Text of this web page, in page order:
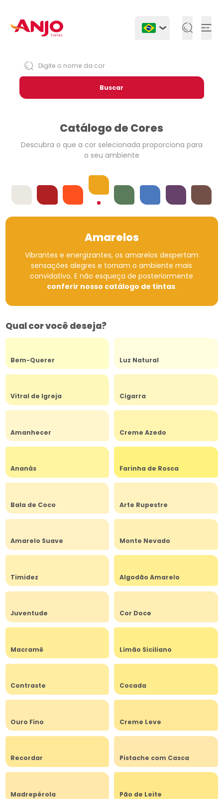
Buscar
Catálogo de Cores
Descubra o que a cor selecionada proporciona para
o seu ambiente
OffwhitesVermelhosLaranjas
Amarelos
VerdesAzuis Violetas
Amarelos
Vibrantes e energizantes, os amarelos despertam
sensações alegres e tornam o ambiente mais
convidativo. E não esqueça de posteriormente
conferir nosso catálogo de tintas.
Qual cor você deseja?
Bem-Querer Luz Natural
Vitral de Igreja Cigarra
Amanhecer Creme Azedo
Ananás Farinha de Rosca
Bala de Coco Arte Rupestre
Amarelo Suave Monte Nevado
Timidez Algodão Amarelo
Juventude Cor Doce
Macramê Limão Siciliano
Contraste Cocada
Ouro Fino Creme Leve
Recordar Pistache com Casca
Madrepérola Pão de Leite